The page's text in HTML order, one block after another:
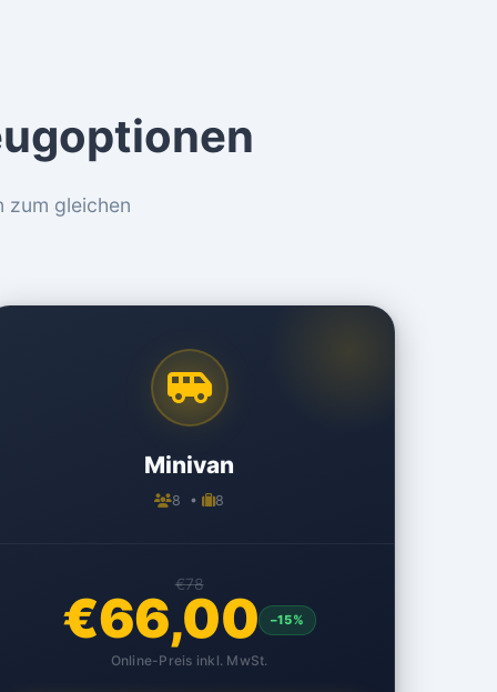
zum gleichen
Minivan
8 • 8
€78
€66,00 –15%
Online-Preis inkl. MwSt.